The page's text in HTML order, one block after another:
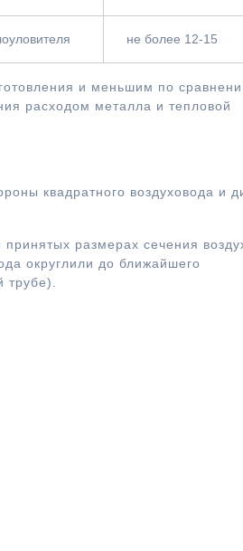
не более 12-15
и меньшим по
расходом металла и тепловой
квадратного воздуховода и
размерах сечения
округлили до ближайшего
трубе).